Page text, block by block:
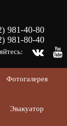
981-40-80
981-80-40
Фотогалерея
Эвакуатор